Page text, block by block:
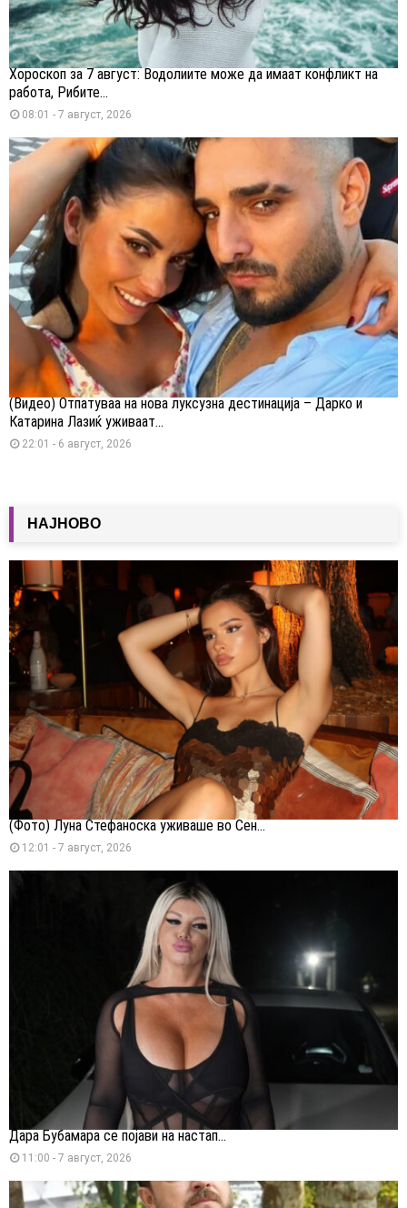
Хороскоп за 7 август: Водолиите може да имаат конфликт на
работа, Рибите...
08:01 - 7 август, 2026
(Видео) Отпатуваа на нова луксузна дестинација – Дарко и
Катарина Лазиќ уживаат...
22:01 - 6 август, 2026
НАЈНОВО
(Фото) Луна Стефаноска уживаше во Сен...
12:01 - 7 август, 2026
Дара Бубамара се појави на настап...
11:00 - 7 август, 2026